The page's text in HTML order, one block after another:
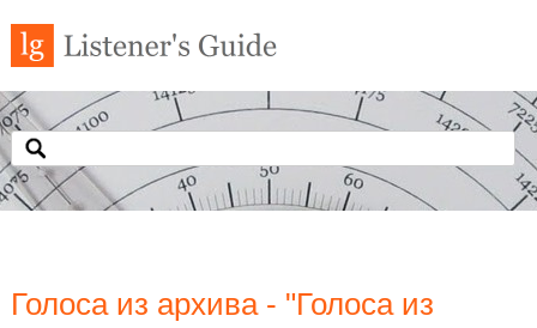
Голоса из архива - "Голоса из